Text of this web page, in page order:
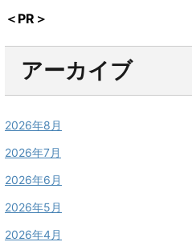
＜PR＞
アーカイブ
2026年8月
2026年7月
2026年6月
2026年5月
2026年4月